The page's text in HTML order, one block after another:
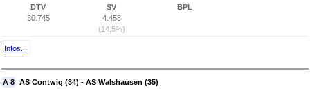
DTV
30.745
SV
4.458
(14,5%)
BPL
Infos...
A 8 AS Contwig (34) - AS Walshausen (35)